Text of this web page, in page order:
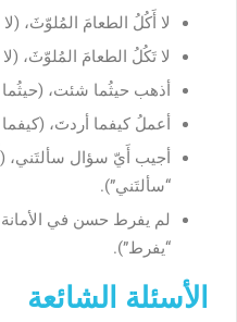
لا أَكُلُ الطعامَ المُلوّثَ،
لا تَكُلُ الطعامَ المُلوّثَ،
أذهب حيثُما شئت،
أعملُ كيفما أردتَ،
أجيب أَيّ سؤال سألتَني،
“سألتَني”).
لم يفرط حسن في
“يفرط”).
الأسئلة الشائعة